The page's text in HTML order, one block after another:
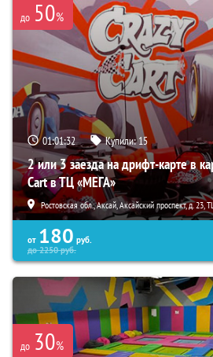
до 50%
01:01:31 Купили:15
2 или 3 заезда на дрифт-карте в
Cart в ТЦ «МЕГА»
Ростовская обл., Аксай, Аксайский проспект, д. 23,
от 180 руб.
до2250руб.
до 30%